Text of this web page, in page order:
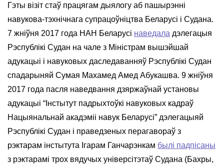
Гэты візіт стаў працягам дыялогу аб пашырэнні
навукова-тэхнічнага супрацоўніцтва Беларусі і Судана.
7 жніўня 2017 года НАН Беларусі наведала дэлегацыя
Рэспублікі Судан на чале з Міністрам вышэйшай
адукацыі і навуковых даследаванняў Рэспублікі Судан
спадарыняй Сумая Махамед Амед Абукашва. 9 жніўня
2017 года пасля наведвання дзяржаўнай установы
адукацыі “Інстытут падрыхтоўкі навуковых кадраў
Нацыянальнай акадэміі навук Беларусі” дэлегацыяй
Рэспублікі Судан і праведзеных перагавораў з
рэктарам інстытута Ігарам Ганчарэнкам былі падпісаны
з рэктарамі трох вядучых універсітэтаў Судана (Бахры,